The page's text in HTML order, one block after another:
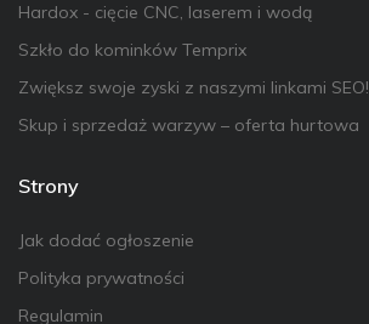
Hardox - cięcie CNC, laserem i wodą
Szkło do kominków Temprix
Zwiększ swoje zyski z naszymi linkami SEO!
Skup i sprzedaż warzyw – oferta hurtowa
Strony
Jak dodać ogłoszenie
Polityka prywatności
Regulamin